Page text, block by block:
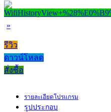
»
รีวิว
ดาวน์โหลด
สั่งซื้อ
รายละเอียดโปรแกรม
รูปประกอบ